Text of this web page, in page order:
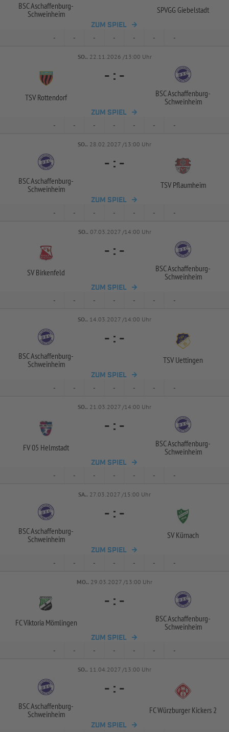
BSC Aschaffenburg-
Schweinheim
SPVGG Giebelstadt
ZUM SPIEL
- - - - - - -
SO.. 22.11.2026 /13:00 Uhr
TSV Rottendorf
- : -
BSC Aschaffenburg-
Schweinheim
ZUM SPIEL
- - - - - - -
SO.. 28.02.2027 /13:00 Uhr
BSC Aschaffenburg-
Schweinheim
- : -
TSV Pflaumheim
ZUM SPIEL
- - - - - - -
SO.. 07.03.2027 /14:00 Uhr
SV Birkenfeld
- : -
BSC Aschaffenburg-
Schweinheim
ZUM SPIEL
- - - - - - -
SO.. 14.03.2027 /14:00 Uhr
BSC Aschaffenburg-
Schweinheim
- : -
TSV Uettingen
ZUM SPIEL
- - - - - - -
SO.. 21.03.2027 /14:00 Uhr
FV 05 Helmstadt
- : -
BSC Aschaffenburg-
Schweinheim
ZUM SPIEL
- - - - - - -
SA.. 27.03.2027 /15:00 Uhr
BSC Aschaffenburg-
Schweinheim
- : -
SV Kürnach
ZUM SPIEL
- - - - - - -
MO.. 29.03.2027 /13:00 Uhr
FC Viktoria Mömlingen
- : -
BSC Aschaffenburg-
Schweinheim
ZUM SPIEL
- - - - - - -
SO.. 11.04.2027 /13:00 Uhr
BSC Aschaffenburg-
Schweinheim
- : -
FC Würzburger Kickers 2
ZUM SPIEL